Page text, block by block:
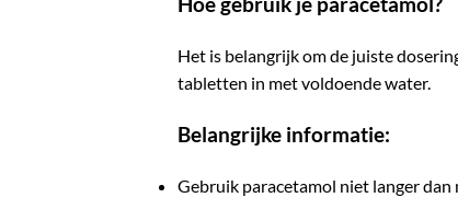
Het is belangrijk om de juiste
tabletten in met voldoende water.
Belangrijke informatie:
Gebruik paracetamol niet langer dan